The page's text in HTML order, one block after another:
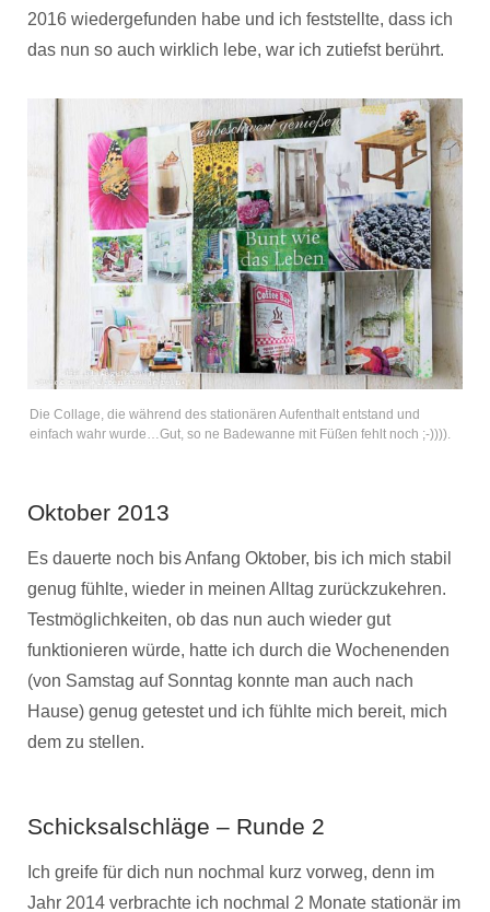
2016 wiedergefunden habe und ich feststellte, dass ich
das nun so auch wirklich lebe, war ich zutiefst berührt.
Die Collage, die während des stationären Aufenthalt entstand und
einfach wahr wurde…Gut, so ne Badewanne mit Füßen fehlt noch ;-)))).
Oktober 2013
Es dauerte noch bis Anfang Oktober, bis ich mich stabil
genug fühlte, wieder in meinen Alltag zurückzukehren.
Testmöglichkeiten, ob das nun auch wieder gut
funktionieren würde, hatte ich durch die Wochenenden
(von Samstag auf Sonntag konnte man auch nach
Hause) genug getestet und ich fühlte mich bereit, mich
dem zu stellen.
Schicksalschläge – Runde 2
Ich greife für dich nun nochmal kurz vorweg, denn im
Jahr 2014 verbrachte ich nochmal 2 Monate stationär im